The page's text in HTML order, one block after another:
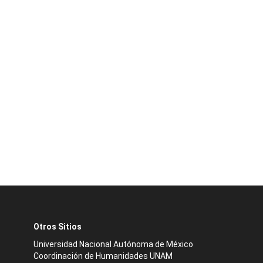
Otros Sitios
Universidad Nacional Autónoma de México
Coordinación de Humanidades UNAM